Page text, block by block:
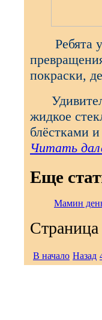
Ребята
покраски,
жидкое
блёстками
Читать
Еще
Мамин
Страница
В начало Назад